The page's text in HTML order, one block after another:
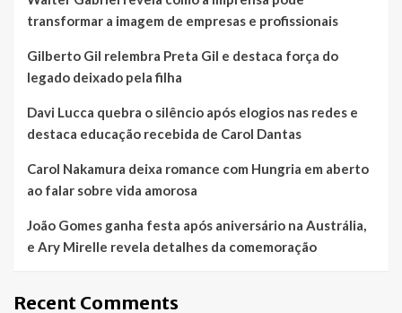
transformar a imagem de empresas e profissionais
Gilberto Gil relembra Preta Gil e destaca força do
legado deixado pela filha
Davi Lucca quebra o silêncio após elogios nas redes e
destaca educação recebida de Carol Dantas
Carol Nakamura deixa romance com Hungria em aberto
ao falar sobre vida amorosa
João Gomes ganha festa após aniversário na Austrália,
e Ary Mirelle revela detalhes da comemoração
Recent Comments